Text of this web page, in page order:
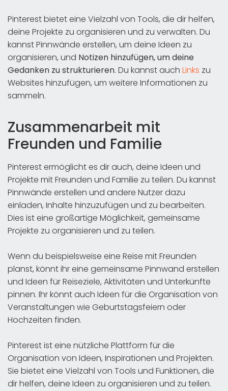
Pinterest bietet eine Vielzahl von Tools, die dir helfen,
deine Projekte zu organisieren und zu verwalten. Du
kannst Pinnwände erstellen, um deine Ideen zu
organisieren, und Notizen hinzufügen, um deine
Gedanken zu strukturieren. Du kannst auch Links zu
Websites hinzufügen, um weitere Informationen zu
sammeln.
Zusammenarbeit mit
Freunden und Familie
Pinterest ermöglicht es dir auch, deine Ideen und
Projekte mit Freunden und Familie zu teilen. Du kannst
Pinnwände erstellen und andere Nutzer dazu
einladen, Inhalte hinzuzufügen und zu bearbeiten.
Dies ist eine großartige Möglichkeit, gemeinsame
Projekte zu organisieren und zu teilen.
Wenn du beispielsweise eine Reise mit Freunden
planst, könnt ihr eine gemeinsame Pinnwand erstellen
und Ideen für Reiseziele, Aktivitäten und Unterkünfte
pinnen. Ihr könnt auch Ideen für die Organisation von
Veranstaltungen wie Geburtstagsfeiern oder
Hochzeiten finden.
Pinterest ist eine nützliche Plattform für die
Organisation von Ideen, Inspirationen und Projekten.
Sie bietet eine Vielzahl von Tools und Funktionen, die
dir helfen, deine Ideen zu organisieren und zu teilen.